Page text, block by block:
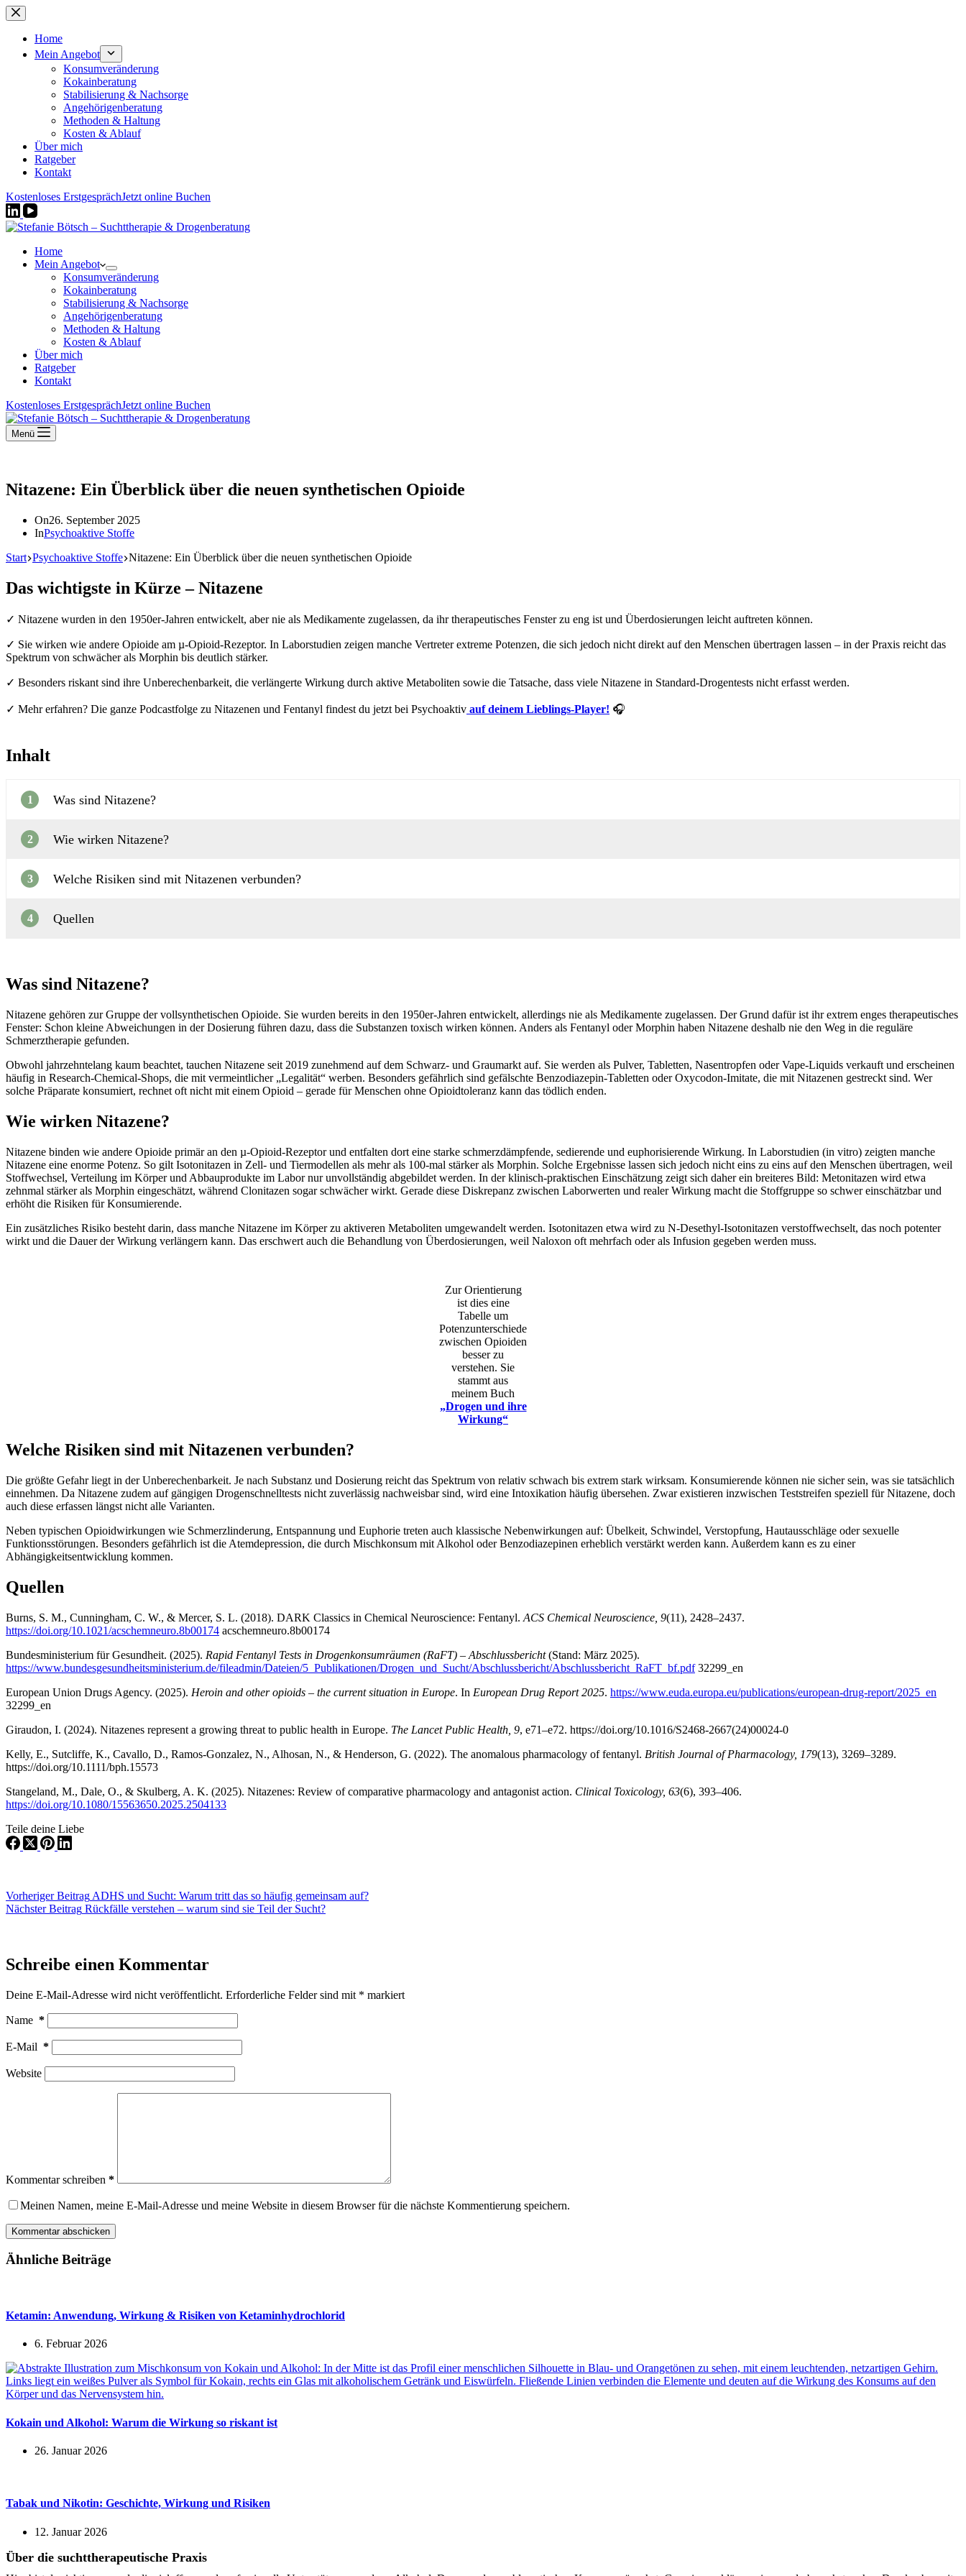
Zum
Inhalt
springenHome
Mein Angebot
Konsumveränderung
Kokainberatung
Stabilisierung & Nachsorge
Angehörigenberatung
Methoden & Haltung
Kosten & Ablauf
Über mich
Ratgeber
Kontakt
Kostenloses ErstgesprächJetzt online Buchen
Home
Mein Angebot
Konsumveränderung
Kokainberatung
Stabilisierung & Nachsorge
Angehörigenberatung
Methoden & Haltung
Kosten & Ablauf
Über mich
Ratgeber
Kontakt
Kostenloses ErstgesprächJetzt online Buchen
Menü
Nitazene: Ein Überblick über die neuen synthetischen Opioide
On26. September 2025
InPsychoaktive Stoffe
Start Psychoaktive Stoffe Nitazene: Ein Überblick über die neuen synthetischen Opioide
Das wichtigste in Kürze – Nitazene
✓ Nitazene wurden in den 1950er-Jahren entwickelt, aber nie als Medikamente zugelassen, da ihr therapeutisches Fenster zu eng ist und Überdosierungen leicht auftreten können.
✓ Sie wirken wie andere Opioide am µ-Opioid-Rezeptor. In Laborstudien zeigen manche Vertreter extreme Potenzen, die sich jedoch nicht direkt auf den Menschen übertragen lassen – in der Praxis reicht das
Spektrum von schwächer als Morphin bis deutlich stärker.
✓ Besonders riskant sind ihre Unberechenbarkeit, die verlängerte Wirkung durch aktive Metaboliten sowie die Tatsache, dass viele Nitazene in Standard-Drogentests nicht erfasst werden.
✓ Mehr erfahren? Die ganze Podcastfolge zu Nitazenen und Fentanyl findest du jetzt bei Psychoaktiv auf deinem Lieblings-Player! 🎧
Inhalt
1 Was sind Nitazene?
2 Wie wirken Nitazene?
3 Welche Risiken sind mit Nitazenen verbunden?
4 Quellen
Was sind Nitazene?
Nitazene gehören zur Gruppe der vollsynthetischen Opioide. Sie wurden bereits in den 1950er-Jahren entwickelt, allerdings nie als Medikamente zugelassen. Der Grund dafür ist ihr extrem enges therapeutisches
Fenster: Schon kleine Abweichungen in der Dosierung führen dazu, dass die Substanzen toxisch wirken können. Anders als Fentanyl oder Morphin haben Nitazene deshalb nie den Weg in die reguläre
Schmerztherapie gefunden.
Obwohl jahrzehntelang kaum beachtet, tauchen Nitazene seit 2019 zunehmend auf dem Schwarz- und Graumarkt auf. Sie werden als Pulver, Tabletten, Nasentropfen oder Vape-Liquids verkauft und erscheinen
häufig in Research-Chemical-Shops, die mit vermeintlicher „Legalität“ werben. Besonders gefährlich sind gefälschte Benzodiazepin-Tabletten oder Oxycodon-Imitate, die mit Nitazenen gestreckt sind. Wer
solche Präparate konsumiert, rechnet oft nicht mit einem Opioid – gerade für Menschen ohne Opioidtoleranz kann das tödlich enden.
Wie wirken Nitazene?
Nitazene binden wie andere Opioide primär an den µ-Opioid-Rezeptor und entfalten dort eine starke schmerzdämpfende, sedierende und euphorisierende Wirkung. In Laborstudien (in vitro) zeigten manche
Nitazene eine enorme Potenz. So gilt Isotonitazen in Zell- und Tiermodellen als mehr als 100-mal stärker als Morphin. Solche Ergebnisse lassen sich jedoch nicht eins zu eins auf den Menschen übertragen, weil
Stoffwechsel, Verteilung im Körper und Abbauprodukte im Labor nur unvollständig abgebildet werden. In der klinisch-praktischen Einschätzung zeigt sich daher ein breiteres Bild: Metonitazen wird etwa
zehnmal stärker als Morphin eingeschätzt, während Clonitazen sogar schwächer wirkt. Gerade diese Diskrepanz zwischen Laborwerten und realer Wirkung macht die Stoffgruppe so schwer einschätzbar und
erhöht die Risiken für Konsumierende.
Ein zusätzliches Risiko besteht darin, dass manche Nitazene im Körper zu aktiveren Metaboliten umgewandelt werden. Isotonitazen etwa wird zu N-Desethyl-Isotonitazen verstoffwechselt, das noch potenter
wirkt und die Dauer der Wirkung verlängern kann. Das erschwert auch die Behandlung von Überdosierungen, weil Naloxon oft mehrfach oder als Infusion gegeben werden muss.
Zur Orientierung
ist dies eine
Tabelle um
Potenzunterschiede
zwischen Opioiden
besser zu
verstehen. Sie
stammt aus
meinem Buch
„Drogen und ihre
Wirkung“
Welche Risiken sind mit Nitazenen verbunden?
Die größte Gefahr liegt in der Unberechenbarkeit. Je nach Substanz und Dosierung reicht das Spektrum von relativ schwach bis extrem stark wirksam. Konsumierende können nie sicher sein, was sie tatsächlich
einnehmen. Da Nitazene zudem auf gängigen Drogenschnelltests nicht zuverlässig nachweisbar sind, wird eine Intoxikation häufig übersehen. Zwar existieren inzwischen Teststreifen speziell für Nitazene, doch
auch diese erfassen längst nicht alle Varianten.
Neben typischen Opioidwirkungen wie Schmerzlinderung, Entspannung und Euphorie treten auch klassische Nebenwirkungen auf: Übelkeit, Schwindel, Verstopfung, Hautausschläge oder sexuelle
Funktionsstörungen. Besonders gefährlich ist die Atemdepression, die durch Mischkonsum mit Alkohol oder Benzodiazepinen erheblich verstärkt werden kann. Außerdem kann es zu einer
Abhängigkeitsentwicklung kommen.
Quellen
Burns, S. M., Cunningham, C. W., & Mercer, S. L. (2018). DARK Classics in Chemical Neuroscience: Fentanyl. ACS Chemical Neuroscience, 9(11), 2428–2437.
https://doi.org/10.1021/acschemneuro.8b00174 acschemneuro.8b00174
Bundesministerium für Gesundheit. (2025). Rapid Fentanyl Tests in Drogenkonsumräumen (RaFT) – Abschlussbericht(Stand: März 2025).
https://www.bundesgesundheitsministerium.de/fileadmin/Dateien/5_Publikationen/Drogen_und_Sucht/Abschlussbericht/Abschlussbericht_RaFT_bf.pdf32299_en
European Union Drugs Agency. (2025). Heroin and other opioids – the current situation in Europe. In European Drug Report 2025. https://www.euda.europa.eu/publications/european-drug-report/2025_en
32299_en
Giraudon, I. (2024). Nitazenes represent a growing threat to public health in Europe. The Lancet Public Health, 9, e71–e72. https://doi.org/10.1016/S2468-2667(24)00024-0
Kelly, E., Sutcliffe, K., Cavallo, D., Ramos-Gonzalez, N., Alhosan, N., & Henderson, G. (2022). The anomalous pharmacology of fentanyl. British Journal of Pharmacology, 179(13), 3269–3289.
https://doi.org/10.1111/bph.15573
Stangeland, M., Dale, O., & Skulberg, A. K. (2025). Nitazenes: Review of comparative pharmacology and antagonist action. Clinical Toxicology, 63(6), 393–406.
https://doi.org/10.1080/15563650.2025.2504133
Teile deine Liebe
VorherigerBeitrag ADHS und Sucht: Warum tritt das so häufig gemeinsam auf?
NächsterBeitrag Rückfälle verstehen – warum sind sie Teil der Sucht?
Schreibe einen Kommentar
Deine E-Mail-Adresse wird nicht veröffentlicht. Erforderliche Felder sind mit * markiert
Name *
E-Mail *
Website
Kommentar schreiben *
Meinen Namen, meine E-Mail-Adresse und meine Website in diesem Browser für die nächste Kommentierung speichern.
Kommentar abschicken
Ähnliche Beiträge
Ketamin: Anwendung, Wirkung & Risiken von Ketaminhydrochlorid
6. Februar 2026
Kokain und Alkohol: Warum die Wirkung so riskant ist
26. Januar 2026
Tabak und Nikotin: Geschichte, Wirkung und Risiken
12. Januar 2026
Über die suchttherapeutische Praxis